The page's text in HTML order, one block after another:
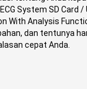
MOQ： 1